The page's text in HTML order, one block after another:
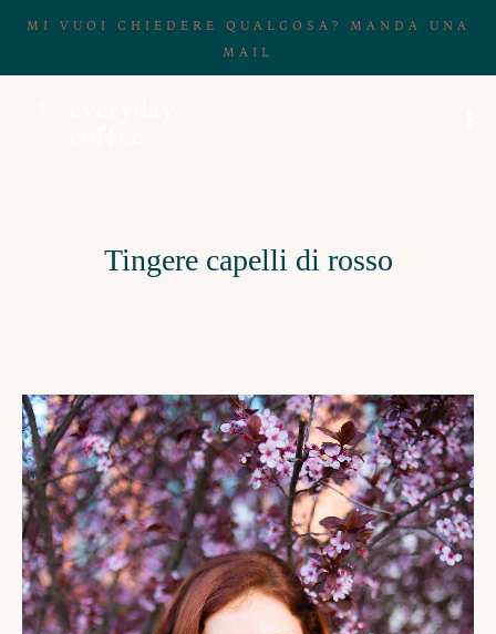
MI VUOI CHIEDERE QUALCOSA? MANDA UNA
MAIL
Tingere capelli di rosso